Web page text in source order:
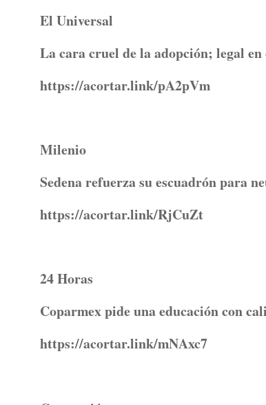
El Universal
La cara cruel de la adopción; legal
https://acortar.link/pA2pVm
Milenio
Sedena refuerza su escuadrón para
https://acortar.link/RjCuZt
24 Horas
Coparmex pide una educación con
https://acortar.link/mNAxc7